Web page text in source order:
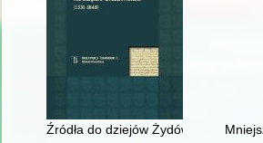
Źródła do dziejów Żydów na Śląsku